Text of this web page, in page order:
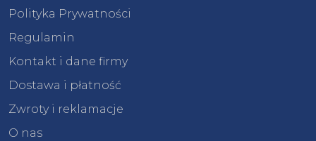
Polityka Prywatności
Regulamin
Kontakt i dane firmy
Dostawa i płatność
Zwroty i reklamacje
O nas